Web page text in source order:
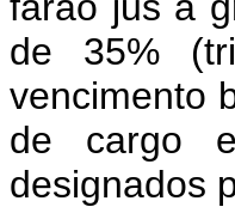
de 35%
vencimento
de cargo
designados